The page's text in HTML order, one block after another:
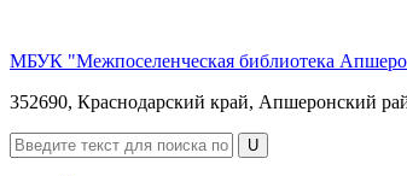
МБУК "Межпоселенческая библиотека
352690, Краснодарский край, Апшеронский